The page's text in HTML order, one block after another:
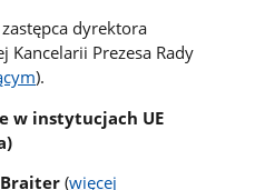
zastępca dyrektora
Kancelarii Prezesa Rady
).
w instytucjach UE
(więcej